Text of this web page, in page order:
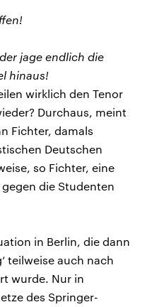
jage endlich die
hinaus!
wirklich den Tenor
Durchaus, meint
Fichter, damals
Deutschen
so Fichter, eine
die Studenten
in Berlin, die dann
teilweise auch nach
wurde. Nur in
des Springer-